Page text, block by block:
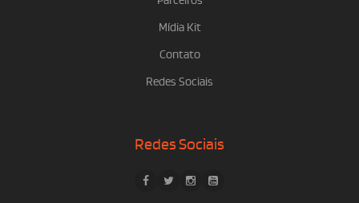
Mídia Kit
Contato
Redes Sociais
Redes Sociais